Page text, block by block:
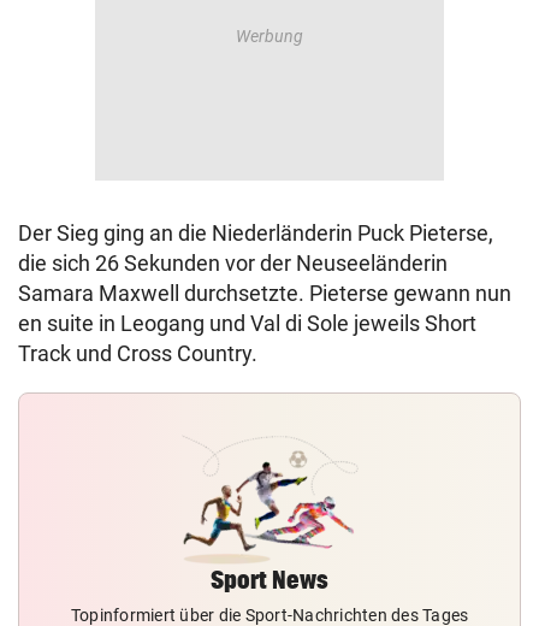
Der Sieg ging an die Niederländerin Puck Pieterse,
die sich 26 Sekunden vor der Neuseeländerin
Samara Maxwell durchsetzte. Pieterse gewann nun
en suite in Leogang und Val di Sole jeweils Short
Track und Cross Country.
Sport News
Topinformiert über die Sport-Nachrichten des Tages